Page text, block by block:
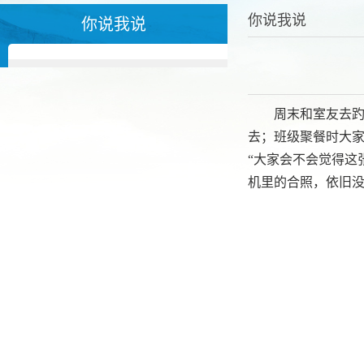
你说我说 你说我说
周末和室友去
去；班级聚餐时大
“大家会不会觉得这
机里的合照，依旧